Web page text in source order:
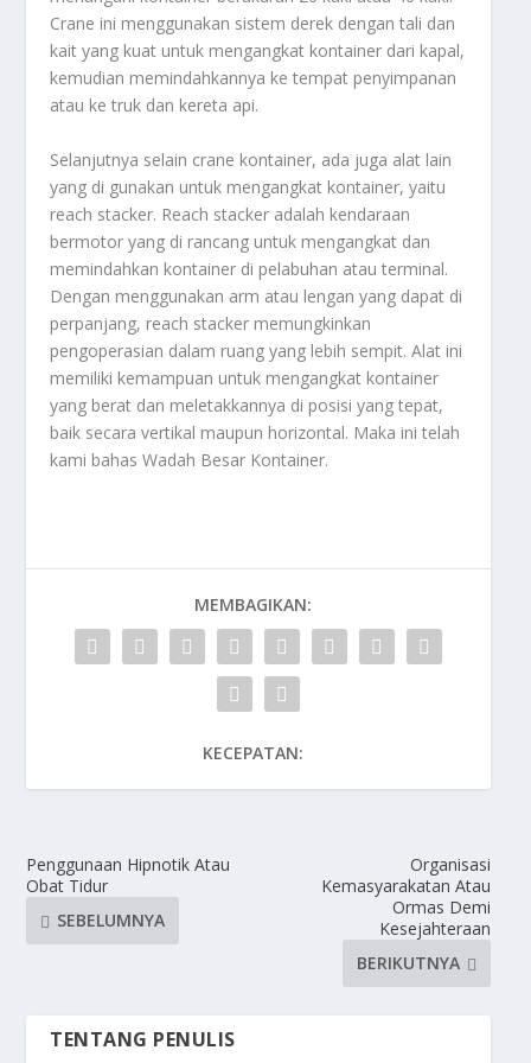
Crane ini menggunakan sistem derek dengan tali dan
kait yang kuat untuk mengangkat kontainer dari kapal,
kemudian memindahkannya ke tempat penyimpanan
atau ke truk dan kereta api.
Selanjutnya selain crane kontainer, ada juga alat lain
yang di gunakan untuk mengangkat kontainer, yaitu
reach stacker. Reach stacker adalah kendaraan
bermotor yang di rancang untuk mengangkat dan
memindahkan kontainer di pelabuhan atau terminal.
Dengan menggunakan arm atau lengan yang dapat di
perpanjang, reach stacker memungkinkan
pengoperasian dalam ruang yang lebih sempit. Alat ini
memiliki kemampuan untuk mengangkat kontainer
yang berat dan meletakkannya di posisi yang tepat,
baik secara vertikal maupun horizontal. Maka ini telah
kami bahasWadah Besar Kontainer.
MEMBAGIKAN:
KECEPATAN:
Penggunaan Hipnotik Atau
Obat Tidur
SEBELUMNYA
Organisasi
Kemasyarakatan Atau
Ormas Demi
Kesejahteraan
BERIKUTNYA
TENTANG PENULIS